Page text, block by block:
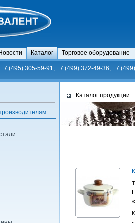
Новости Каталог Торговое оборудование
(495) 305-59-91, +7 (499) 372-49-36, +7
Каталог продукции